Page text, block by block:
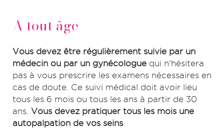
A tout âge
Vous devez être régulièrement suivie par un
médecin ou par un gynécologue qui n'hésitera
pas à vous prescrire les examens nécessaires en
cas de doute. Ce suivi médical doit avoir lieu
tous les 6 mois ou tous les ans à partir de 30
ans. Vous devez pratiquer tous les mois une
autopalpation de vos seins